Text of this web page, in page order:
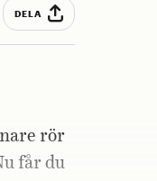
DELA
rör
får du